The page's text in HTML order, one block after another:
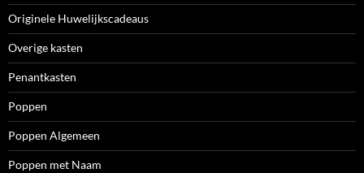
Originele Huwelijkscadeaus
Overige kasten
Penantkasten
Poppen
Poppen Algemeen
Poppen met Naam